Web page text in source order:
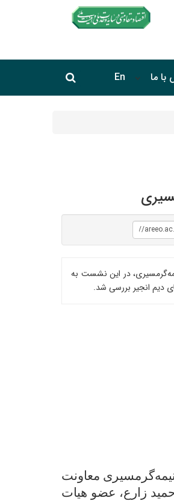
با ما En جستجو
در این نشست به
دیم انجیر بررسی شد.
معاونت
خرداد 1405 توسط حمید زارع، عضو هیات